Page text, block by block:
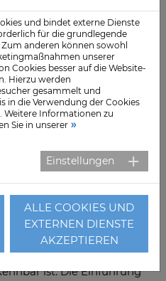
Modellen wird In den
betrieben und
einer Region, sondern
dem Regionalmodell
ist der transparente
qualitativen Outcomes;
es jedoch derzeit noch zu
von prospektiven
in Deutschland geben
Empfehlungen: Ziel muss
sein.
wichtig, dass sowohl
für die Versicherten ein
ist. Die Einführung
und bindet externe Dienste
für die grundlegende
anderen können sowohl
unserer
Cookies besser auf die Website-
Hierzu werden
gesammelt und
in die Verwendung der Cookies
Weitere Informationen zu
Sie in unserer
Einstellungen
ALLE COOKIES UND
EXTERNEN DIENSTE
AKZEPTIEREN